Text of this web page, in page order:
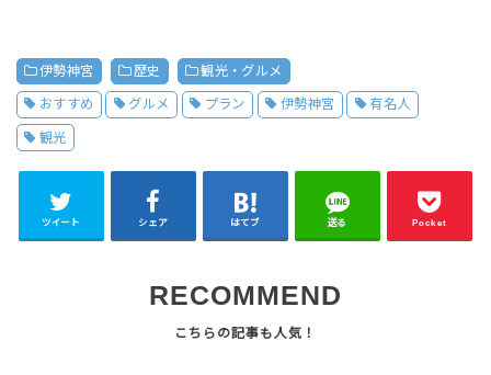
伊勢神宮 歴史 観光・グルメ
おすすめ グルメ プラン 伊勢神宮 有名人
観光
ツイート シェア はてブ 送る Pocket
RECOMMEND